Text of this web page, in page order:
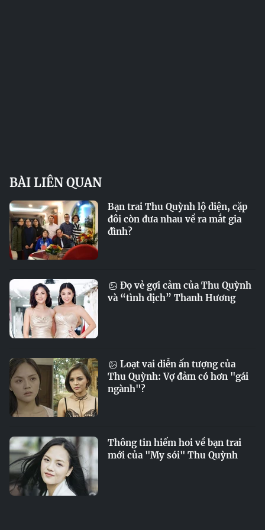
BÀI LIÊN QUAN
Bạn trai Thu Quỳnh lộ diện, cặp
đôi còn đưa nhau về ra mắt gia
đình?
Đọ vẻ gợi cảm của Thu Quỳnh
và “tình địch” Thanh Hương
Loạt vai diễn ấn tượng của
Thu Quỳnh: Vợ đảm có hơn "gái
ngành"?
Thông tin hiếm hoi về bạn trai
mới của "My sói" Thu Quỳnh